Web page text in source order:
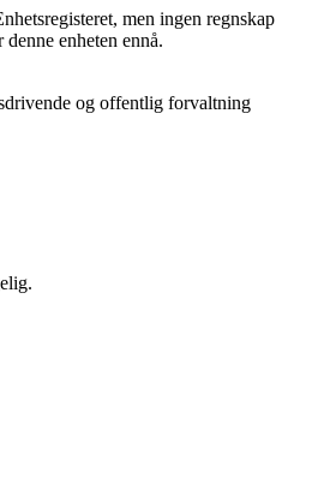
men ingen regnskap
enheten ennå.
og offentlig forvaltning